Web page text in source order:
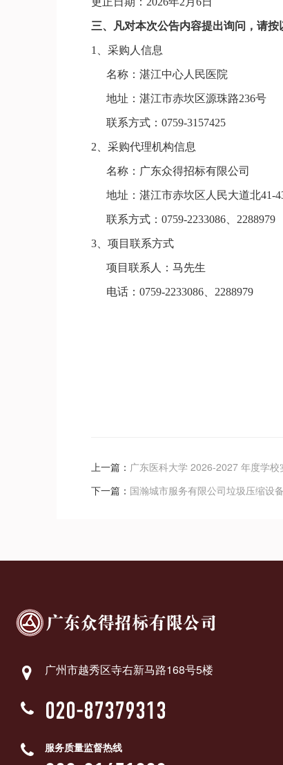
三、凡对本次公告内容提出询问，请按
1、采购人信息
名称： 湛江中心人民医院
地址：湛江市赤坎区源珠路236号
联系方式： 0759-3157425
2、采购代理机构信息
名称：广东众得招标有限公司
地址： 湛江市赤坎区人民大道北41-
联系方式： 0759-2233086、 2288979
3、 项目联系方式
项目联系人： 马先生
电话： 0759-2233086、 2288979
上一篇： 广东医科大学 2026-2027 年度学
下一篇： 国瀚城市服务有限公司垃圾压缩设
广州市越秀区寺右新马路168号5楼
020-87379313
服务质量监督热线